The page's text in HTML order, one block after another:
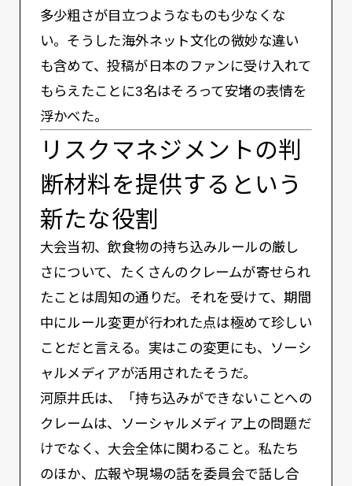
多少粗さが目立つようなものも少なくな
い。そうした海外ネット文化の微妙な違い
も含めて、投稿が日本のファンに受け入れて
もらえたことに3名はそろって安堵の表情を
浮かべた。
リスクマネジメントの判
断材料を提供するという
新たな役割
大会当初、飲食物の持ち込みルールの厳し
さについて、たくさんのクレームが寄せられ
たことは周知の通りだ。それを受けて、期間
中にルール変更が行われた点は極めて珍しい
ことだと言える。実はこの変更にも、ソーシ
ャルメディアが活用されたそうだ。
河原井氏は、「持ち込みができないことへの
クレームは、ソーシャルメディア上の問題だ
けでなく、大会全体に関わること。私たち
のほか、広報や現場の話を委員会で話し合